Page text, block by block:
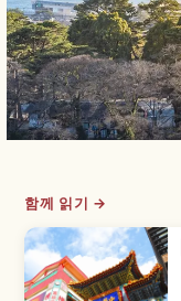
함께 읽기 →